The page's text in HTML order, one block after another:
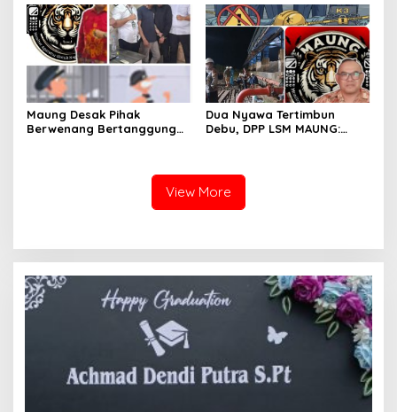
WNA Malaysia ke BNNP
Kalbar
Evakuasi
Maung Desak Pihak
Berwenang Bertanggung
Dua Nyawa Tertimbun
Debu, DPP LSM MAUNG:
View More